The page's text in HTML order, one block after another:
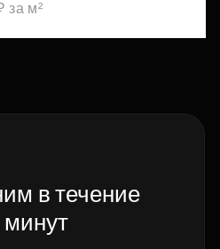
за м²
в течение
минут